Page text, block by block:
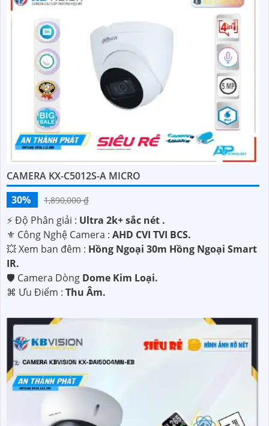
CAMERA KX-C5012S-A MICRO
30%
1,890,000 ₫
️⚡ Độ Phân giải : Ultra 2k+ sắc nét .
⚜️ Công Nghệ Camera : AHD CVI TVI BCS.
💥 Xem ban đêm : Hồng Ngoại 30m Hồng Ngoại Smart
IR.
🛡 Camera Dòng Dome Kim Loại.
️⌘ Ưu Điểm : Thu Âm.